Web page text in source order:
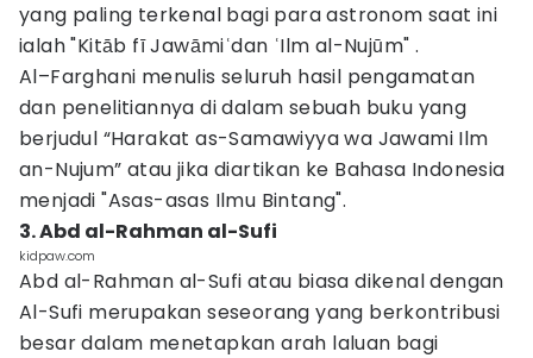
yang paling terkenal bagi para astronom saat ini
ialah "Kitāb fī Jawāmiʿdan ʿIlm al-Nujūm" .
Al–Farghani menulis seluruh hasil pengamatan
dan penelitiannya di dalam sebuah buku yang
berjudul “Harakat as-Samawiyya wa Jawami Ilm
an-Nujum” atau jika diartikan ke Bahasa Indonesia
menjadi "Asas-asas Ilmu Bintang".
3. Abd al-Rahman al-Sufi
kidpaw.com
Abd al-Rahman al-Sufi atau biasa dikenal dengan
Al-Sufi merupakan seseorang yang berkontribusi
besar dalam menetapkan arah laluan bagi